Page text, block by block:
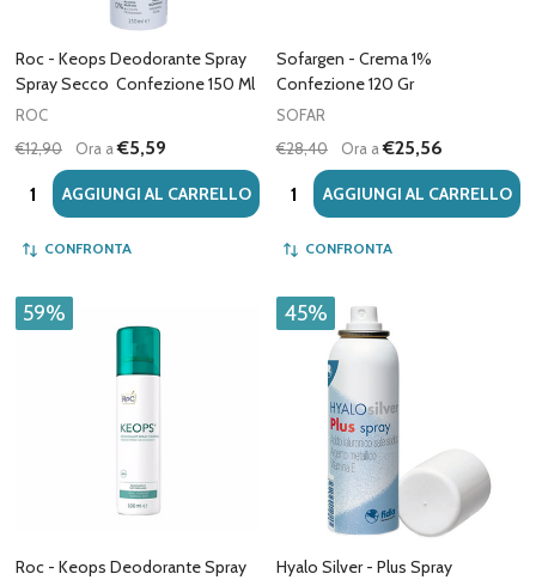
Roc - Keops Deodorante Spray
Spray Secco Confezione 150 Ml
ROC
€12,90
Ora a€5,59
Quantità:AGGIUNGI AL CARRELLO
CONFRONTA
Sofargen - Crema 1%
Confezione 120 Gr
SOFAR
€28,40
Ora a€25,56
Quantità:AGGIUNGI AL CARRELLO
CONFRONTA
59%
Roc - Keops Deodorante Spray
45%
Hyalo Silver - Plus Spray